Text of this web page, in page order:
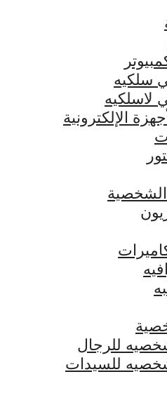
سلكيه
لاسلكيه
الإلكترونية
الشخصية
للرجال
للسيدات